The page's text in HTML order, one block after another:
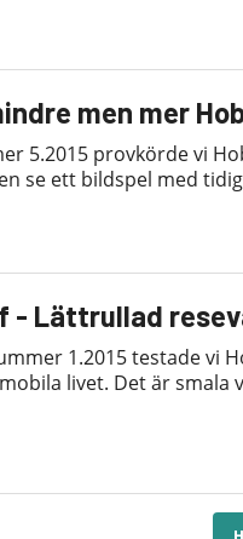
men mer
5.2015 provkörde vi
se ett bildspel med
- Lättrullad
1.2015 testade vi
livet. Det är